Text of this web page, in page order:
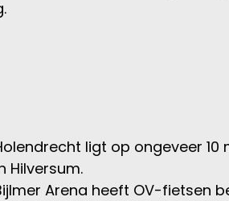
ligt op ongeveer 10
Hilversum.
Arena heeft OV-fietsen